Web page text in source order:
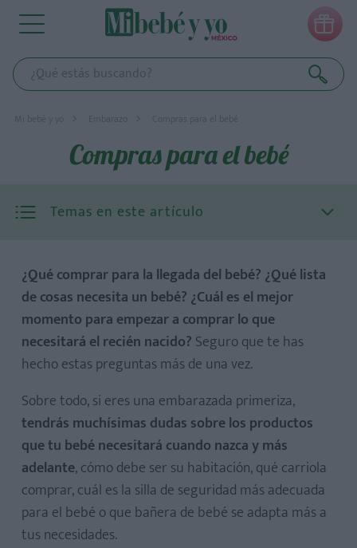

Mi bebé y yo Embarazo
Compras para el bebé
Temas en este artículo
¿Qué comprar para la llegada del bebé? ¿Qué lista
de cosas necesita un bebé? ¿Cuál es el mejor
momento para empezar a comprar lo que
necesitará el recién nacido? Seguro que te has
hecho estas preguntas más de una vez.
Sobre todo, si eres una embarazada primeriza,
tendrás muchísimas dudas sobre los productos
que tu bebé necesitará cuando nazca y más
adelante, cómo debe ser su habitación, qué carriola
comprar, cuál es la silla de seguridad más adecuada
para el bebé o que bañera de bebé se adapta más a
tus necesidades.